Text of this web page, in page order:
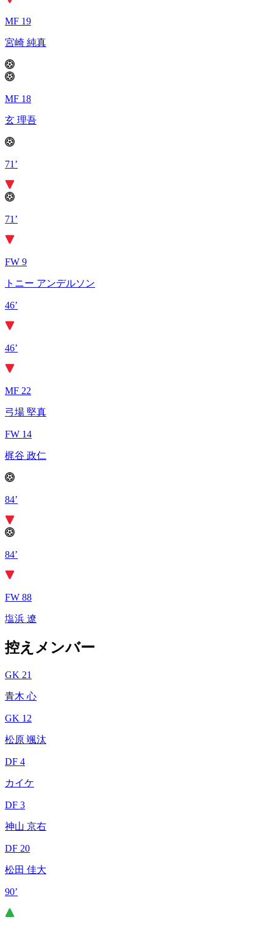
MF 19
宮崎 純真
MF 18
玄 理吾
71’
71’
FW 9
トニー アンデルソン
46’
46’
MF 22
弓場 堅真
FW 14
梶谷 政仁
84’
84’
FW 88
塩浜 遼
控えメンバー
GK 21
青木 心
GK 12
松原 颯汰
DF 4
カイケ
DF 3
神山 京右
DF 20
松田 佳大
90’